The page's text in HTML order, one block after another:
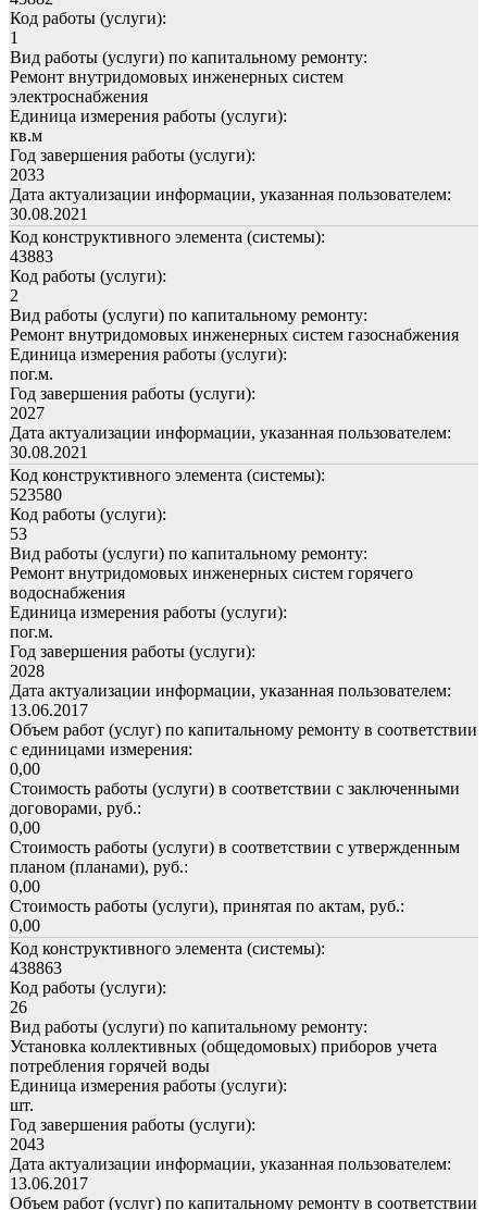
Код работы (услуги):
1
Вид работы (услуги) по капитальному ремонту:
Ремонт внутридомовых инженерных систем
электроснабжения
Единица измерения работы (услуги):
кв.м
Год завершения работы (услуги):
2033
Дата актуализации информации, указанная пользователем:
30.08.2021
Код конструктивного элемента (системы):
43883
Код работы (услуги):
2
Вид работы (услуги) по капитальному ремонту:
Ремонт внутридомовых инженерных систем газоснабжения
Единица измерения работы (услуги):
пог.м.
Год завершения работы (услуги):
2027
Дата актуализации информации, указанная пользователем:
30.08.2021
Код конструктивного элемента (системы):
523580
Код работы (услуги):
53
Вид работы (услуги) по капитальному ремонту:
Ремонт внутридомовых инженерных систем горячего
водоснабжения
Единица измерения работы (услуги):
пог.м.
Год завершения работы (услуги):
2028
Дата актуализации информации, указанная пользователем:
13.06.2017
Объем работ (услуг) по капитальному ремонту в соответствии
с единицами измерения:
0,00
Стоимость работы (услуги) в соответствии с заключенными
договорами, руб.:
0,00
Стоимость работы (услуги) в соответствии с утвержденным
планом (планами), руб.:
0,00
Стоимость работы (услуги), принятая по актам, руб.:
0,00
Код конструктивного элемента (системы):
438863
Код работы (услуги):
26
Вид работы (услуги) по капитальному ремонту:
Установка коллективных (общедомовых) приборов учета
потребления горячей воды
Единица измерения работы (услуги):
шт.
Год завершения работы (услуги):
2043
Дата актуализации информации, указанная пользователем:
13.06.2017
Объем работ (услуг) по капитальному ремонту в соответствии